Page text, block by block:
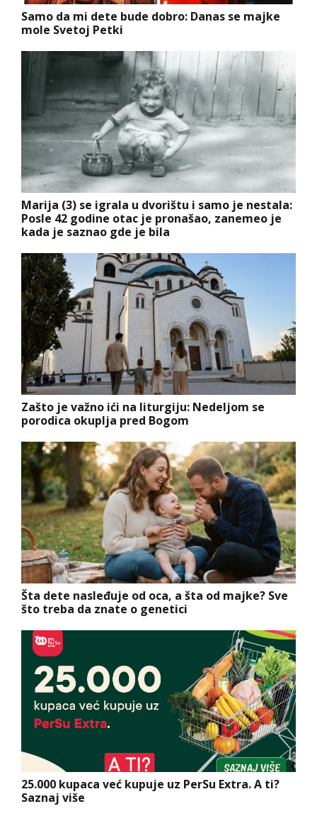
Samo da mi dete bude dobro: Danas se majke
mole Svetoj Petki
Marija (3) se igrala u dvorištu i samo je nestala:
Posle 42 godine otac je pronašao, zanemeo je
kada je saznao gde je bila
Zašto je važno ići na liturgiju: Nedeljom se
porodica okuplja pred Bogom
Šta dete nasleđuje od oca, a šta od majke? Sve
što treba da znate o genetici
25.000 kupaca već kupuje uz PerSu Extra. A ti?
Saznaj više